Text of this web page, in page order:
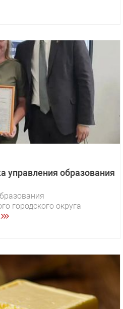
управления образования
городского округа